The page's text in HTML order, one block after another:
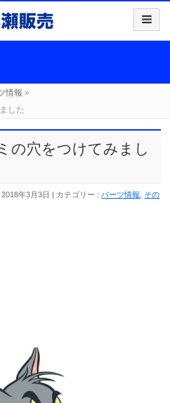
情報 »
した
の穴をつけてみまし
年3月3日 カテゴリー : パーツ情報
その